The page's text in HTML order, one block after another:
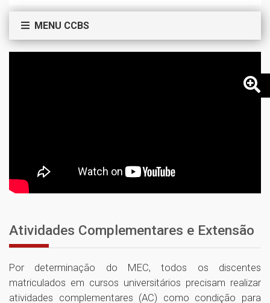
MENU CCBS
Atividades Complementares e Extensão
Por determinação do MEC, todos os discentes
matriculados em cursos universitários precisam realizar
atividades complementares (AC) como condição para